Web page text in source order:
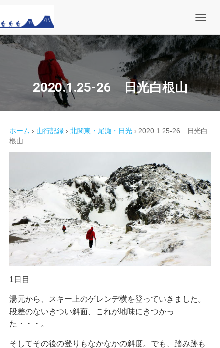
ゲ
シ
ョ
ン
切
2020.1.25-26 日光白根山
ホーム › 山行記録 › 北関東・尾瀬・日光 › 2020.1.25-26 日光白
根山
1日目
湯元から、スキー上のゲレンデ横を登っていきました。
段差のないきつい斜面、これが地味にきつかっ
た・・・。
そしてその後の登りもなかなかの斜度。でも、踏み跡も